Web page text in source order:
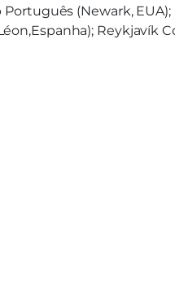
Português (Newark, EUA);
Reykjavík